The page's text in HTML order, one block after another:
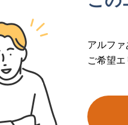
アルフ
ご希望